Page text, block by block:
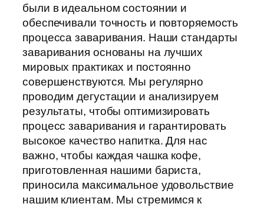
были в идеальном состоянии и
обеспечивали точность и повторяемость
процесса заваривания. Наши стандарты
заваривания основаны на лучших
мировых практиках и постоянно
совершенствуются. Мы регулярно
проводим дегустации и анализируем
результаты, чтобы оптимизировать
процесс заваривания и гарантировать
высокое качество напитка. Для нас
важно, чтобы каждая чашка кофе,
приготовленная нашими бариста,
приносила максимальное удовольствие
нашим клиентам. Мы стремимся к